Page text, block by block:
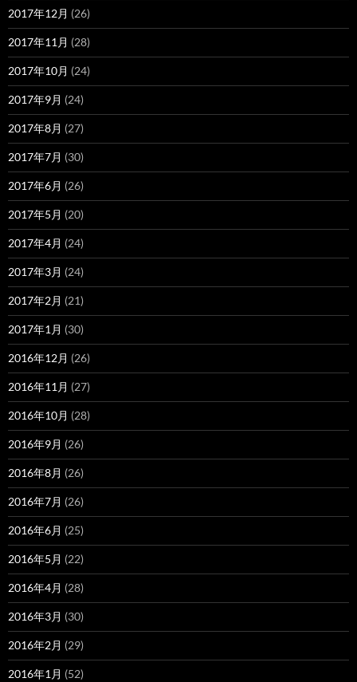
2017年12月 (26)
2017年11月 (28)
2017年10月 (24)
2017年9月 (24)
2017年8月 (27)
2017年7月 (30)
2017年6月 (26)
2017年5月 (20)
2017年4月 (24)
2017年3月 (24)
2017年2月 (21)
2017年1月 (30)
2016年12月 (26)
2016年11月 (27)
2016年10月 (28)
2016年9月 (26)
2016年8月 (26)
2016年7月 (26)
2016年6月 (25)
2016年5月 (22)
2016年4月 (28)
2016年3月 (30)
2016年2月 (29)
2016年1月 (52)